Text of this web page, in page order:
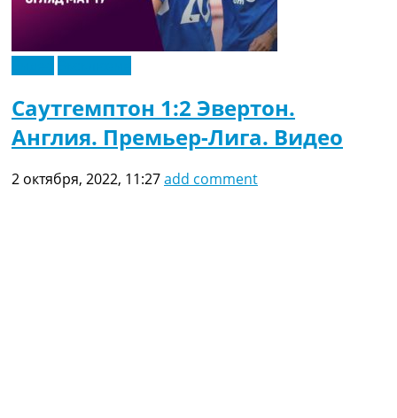
Саутгемптон 1:2 Эвертон.
Англия. Премьер-Лига. Видео
2 октября, 2022, 11:27add comment